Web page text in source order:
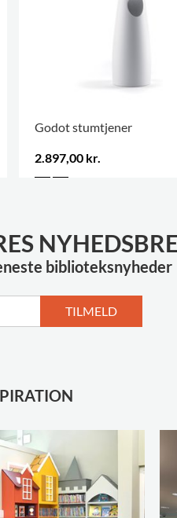
Godot stumtjener
2.897,00 kr.
biblioteksnyheder
TILMELD